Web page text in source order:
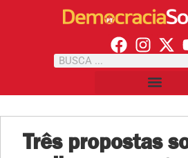
Três propostas